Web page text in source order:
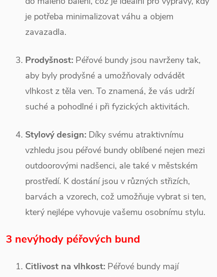
je potřeba minimalizovat váhu a objem
zavazadla.
Prodyšnost: Péřové bundy jsou navrženy tak,
aby byly prodyšné a umožňovaly odvádět
vlhkost z těla ven. To znamená, že vás udrží
suché a pohodlné i při fyzických aktivitách.
Stylový design: Díky svému atraktivnímu
vzhledu jsou péřové bundy oblíbené nejen mezi
outdoorovými nadšenci, ale také v městském
prostředí. K dostání jsou v různých střizích,
barvách a vzorech, což umožňuje vybrat si ten,
který nejlépe vyhovuje vašemu osobnímu stylu.
3 nevýhody péřových bund
Citlivost na vlhkost: Péřové bundy mají